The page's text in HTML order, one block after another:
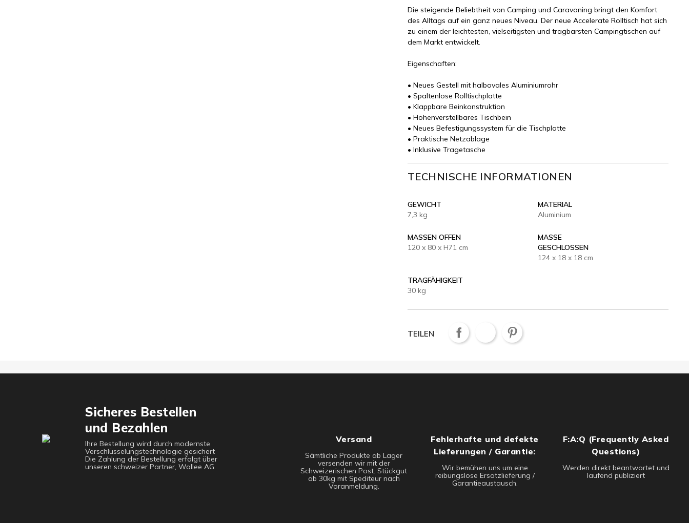
Die steigende Beliebtheit von Camping und Caravaning bringt den Komfort
des Alltags auf ein ganz neues Niveau. Der neue Accelerate Rolltisch hat sich
zu einem der leichtesten, vielseitigsten und tragbarsten Campingtischen auf
dem Markt entwickelt.
Eigenschaften:
• Neues Gestell mit halbovales Aluminiumrohr
• Spaltenlose Rolltischplatte
• Klappbare Beinkonstruktion
• Höhenverstellbares Tischbein
• Neues Befestigungssystem für die Tischplatte
• Praktische Netzablage
• Inklusive Tragetasche
TECHNISCHE INFORMATIONEN
GEWICHT
7,3 kg
MATERIAL
Aluminium
MASSEN OFFEN
120 x 80 x H71 cm
MASSE G
ESCHLOSSEN
124 x 18 x 18 cm
TRAGFÄHIGKEIT
30 kg
TEILEN
Sicheres Bestellen
und Bezahlen
Ihre Bestellung wird durch modernste
Verschlüsselungstechnologie gesichert
Die Zahlung der Bestellung erfolgt über
unseren schweizer Partner, Wallee AG.
Versand
Sämtliche Produkte ab Lager
versenden wir mit der
Schweizerischen Post. Stückgut
ab 30kg mit Spediteur nach
Voranmeldung.
Fehlerhafte und defekte
Lieferungen / Garantie:
Wir bemühen uns um eine
reibungslose Ersatzlieferung /
Garantieaustausch.
F:A:Q (Frequently Asked
Questions)
Werden direkt beantwortet und
laufend publiziert